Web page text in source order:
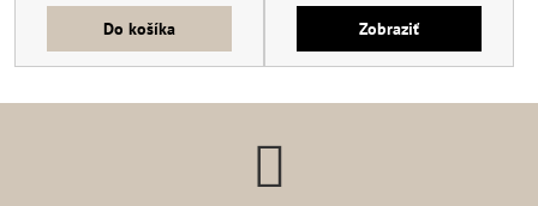
Do košíka Zobraziť